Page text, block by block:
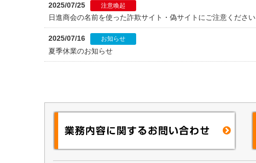
2025/07/25 注意喚起
日進商会の名前を使った詐欺サイト・偽サイトにご注意ください
2025/07/16 お知らせ
夏季休業のお知らせ